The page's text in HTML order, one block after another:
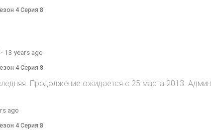
4 Серия 8
· 13 years ago
4 Серия 8
Продолжение ожидается с 25 марта 2013. Админ.
ago
4 Серия 8